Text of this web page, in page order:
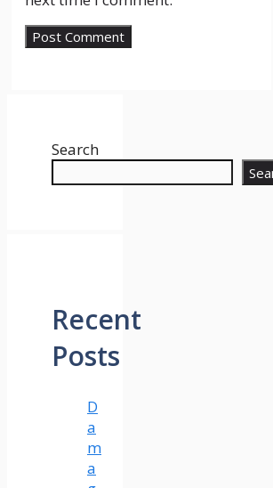
Search
Recent
Posts
D
a
m
a